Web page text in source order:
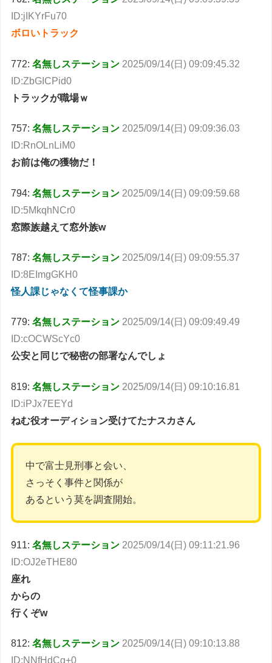
ID:jIKYrFu70
ボロいトラック
772:名無しステーション 2025/09/14(日) 09:09:45.32
ID:ZbGICPid0
トラックが職場ｗ
757:名無しステーション 2025/09/14(日) 09:09:36.03
ID:RnOLnLiM0
お前は俺の獲物だ！
794:名無しステーション 2025/09/14(日) 09:09:59.68
ID:5MkqhNCr0
窓際族越えて窓外族w
787:名無しステーション 2025/09/14(日) 09:09:55.37
ID:8EImgGKH0
怪人課じゃなくて怪事課か
779:名無しステーション 2025/09/14(日) 09:09:49.49
ID:cOCWScYc0
公安と同じで秘密の部署なんでしょ
819:名無しステーション 2025/09/14(日) 09:10:16.81
ID:iPJx7EEYd
ねむ役オーディション受けてたナスカさん
中で富士見刑事と会い、
さっそく事件と関係が
あるという莫を調査開始。
911:名無しステーション 2025/09/14(日) 09:11:21.96
ID:OJ2eTHE80
座れ
からの
行くぞw
812:名無しステーション 2025/09/14(日) 09:10:13.88
ID:NNfHdCg+0